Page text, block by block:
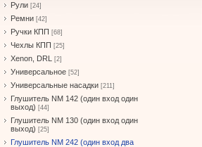
Рули [24]
Ремни [42]
Ручки КПП [68]
Чехлы КПП [25]
Xenon, DRL [2]
Универсальное [52]
Универсальные насадки [211]
Глушитель NM 142 (один вход один
выход) [44]
Глушитель NM 130 (один вход один
выход) [25]
Глушитель NM 242 (один вход два